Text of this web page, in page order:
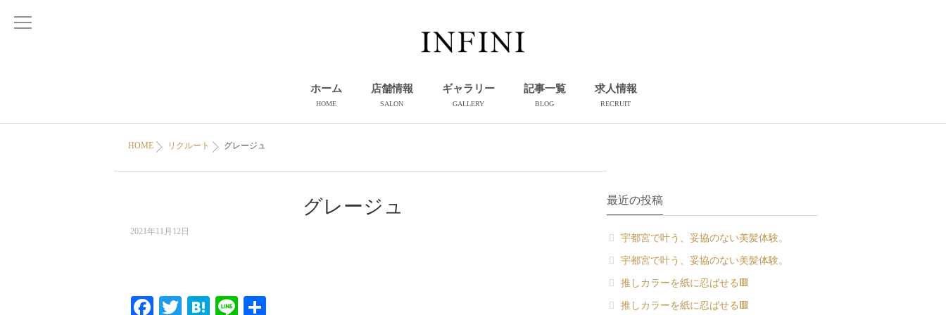
ホーム
HOME
店舗情報
SALON
ギャラリー
GALLERY
記事一覧
BLOG
求人情報
RECRUIT
HOME リクルート グレージュ
グレージュ
2021年11月12日
Facebook
TwitterHatena
Line
最近の投稿
宇都宮で叶う、妥協のない美髪体験。
宇都宮で叶う、妥協のない美髪体験。
推しカラーを紙に忍ばせる🟥
推しカラーを紙に忍ばせる🟥